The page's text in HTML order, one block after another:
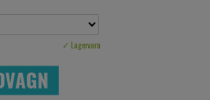
✓ Lagervara